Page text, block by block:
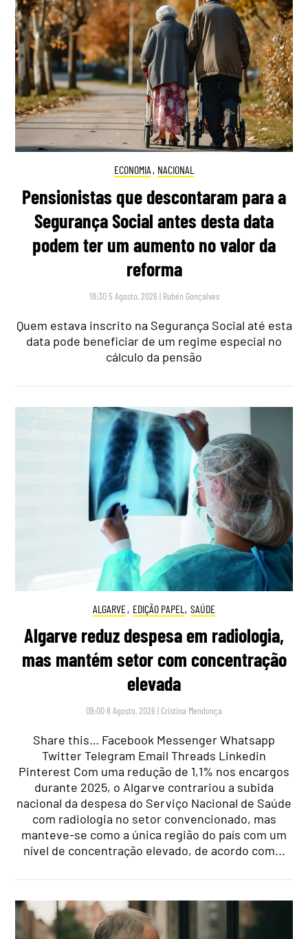
ECONOMIA , NACIONAL
Pensionistas que descontaram para a
Segurança Social antes desta data
podem ter um aumento no valor da
reforma
18:30 5 Agosto, 2026 | Rubén Gonçalves
Quem estava inscrito na Segurança Social até esta
data pode beneficiar de um regime especial no
cálculo da pensão
ALGARVE, EDIÇÃO PAPEL , SAÚDE
Algarve reduz despesa em radiologia,
mas mantém setor com concentração
elevada
09:00 8 Agosto, 2026 | Cristina Mendonça
Share this… Facebook Messenger Whatsapp
Twitter Telegram Email Threads Linkedin
Pinterest Com uma redução de 1,1% nos encargos
durante 2025, o Algarve contrariou a subida
nacional da despesa do Serviço Nacional de Saúde
com radiologia no setor convencionado, mas
manteve-se como a única região do país com um
nível de concentração elevado, de acordo com...